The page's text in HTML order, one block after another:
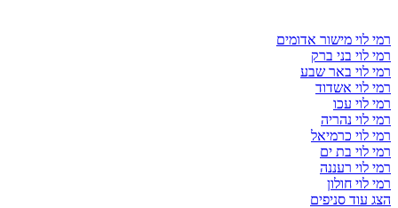
רמי לוי מישור אדומים
רמי לוי בני ברק
רמי לוי באר שבע
רמי לוי אשדוד
רמי לוי עכו
רמי לוי נהריה
רמי לוי כרמיאל
רמי לוי בת ים
רמי לוי רעננה
רמי לוי חולון
הצג עוד סניפים